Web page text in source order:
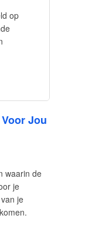
op
Jou
waarin de
je
je